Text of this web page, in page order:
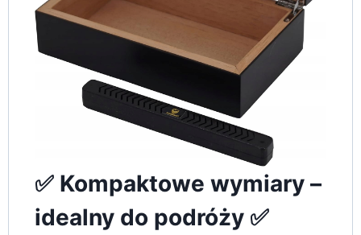
✅ Kompaktowe wymiary –
idealny do podróży ✅